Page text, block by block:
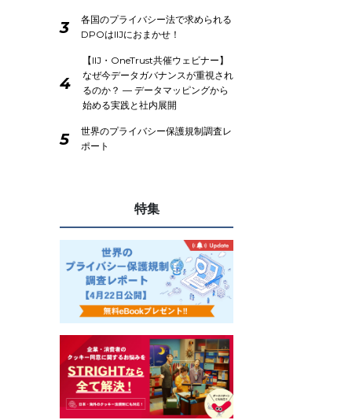
3
各国のプライバシー法で求められる
DPOはIIJにおまかせ！
4
【IIJ・OneTrust共催ウェビナー】
なぜ今データガバナンスが重視され
るのか？ ― データマッピングから
始める実践と社内展開
5
世界のプライバシー保護規制調査レ
ポート
特集